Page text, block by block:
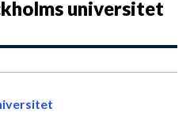
universitet